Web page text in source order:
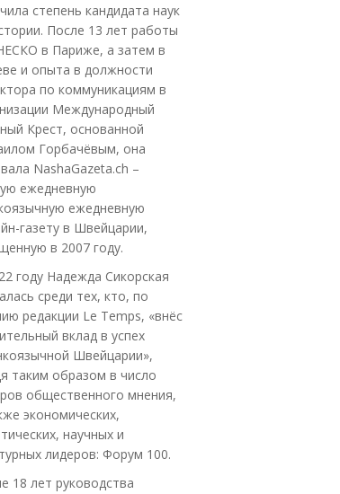
степень кандидата наук
После 13 лет работы
в Париже, а затем в
и опыта в должности
по коммуникациям в
Международный
Крест, основанной
Горбачёвым, она
NashaGazeta.ch –
ежедневную
ежедневную
газету в Швейцарии,
в 2007 году.
году Надежда Сикорская
среди тех, кто, по
редакции Le Temps, «внёс
вклад в успех
Швейцарии»,
таким образом в число
общественного мнения,
экономических,
научных и
лидеров: Форум 100.
18 лет руководства